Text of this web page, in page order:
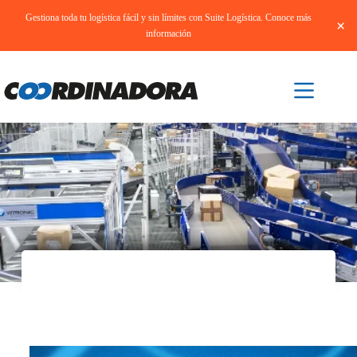
Gestiona toda tu logística fácil y sin límites con Suite Logística. Conoce más
información
×